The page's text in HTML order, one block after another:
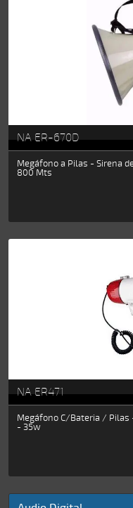
NA ER-670D
Megáfono a Pilas - Sirena
800 Mts
NA ER471
Megáfono C/Bateria / Pilas
- 35w